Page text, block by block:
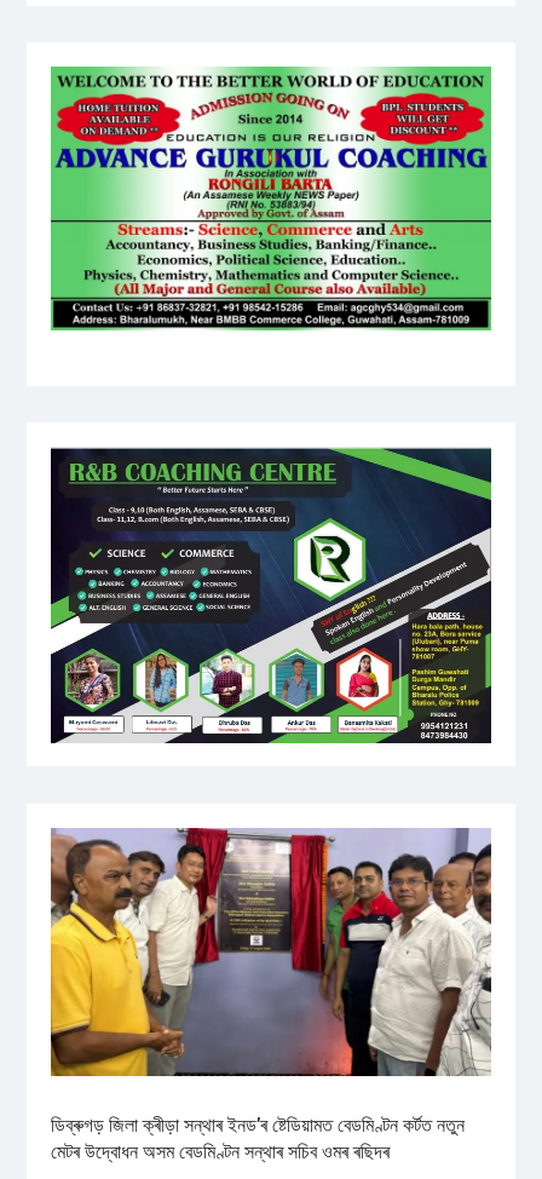
ডিব্ৰুগড় জিলা ক্ৰীড়া সন্থাৰ ইনড’ৰ ষ্টেডিয়ামত বেডমিণ্টন কৰ্টত নতুন
মেটৰ উদ্বোধন অসম বেডমিণ্টন সন্থাৰ সচিব ওমৰ ৰছিদৰ